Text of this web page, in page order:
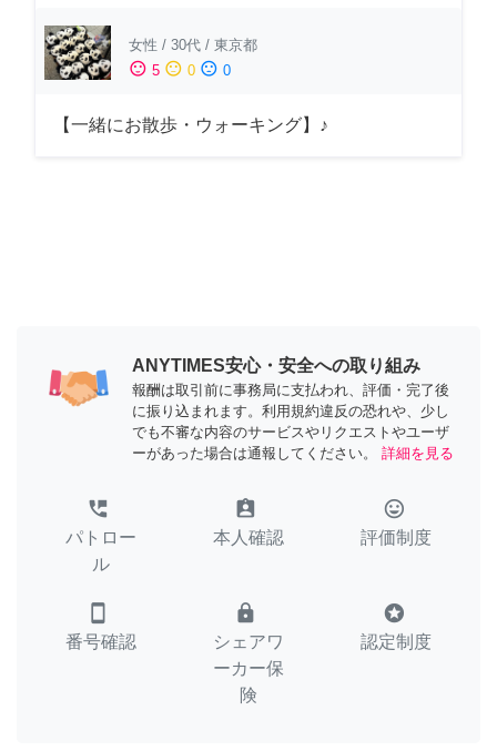
女性 / 30代 / 東京都
sentiment_satisfied 5 sentiment_neutral 0 sentiment_dissatisfied 0
【一緒にお散歩・ウォーキング】♪
ANYTIMES安心・安全への取り組み
報酬は取引前に事務局に支払われ、評価・完了後
に振り込まれます。利用規約違反の恐れや、少し
でも不審な内容のサービスやリクエストやユーザ
ーがあった場合は通報してください。
詳細を見る
perm_phone_msg
パトロー
ル
assignment_ind
本人確認
tag_faces
評価制度
smartphone
番号確認
lock
シェアワ
ーカー保
険
stars
認定制度